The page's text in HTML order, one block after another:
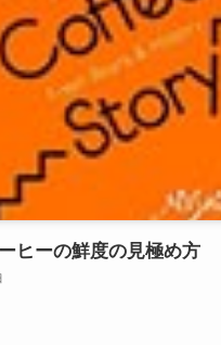
ヒーの鮮度の見極め方